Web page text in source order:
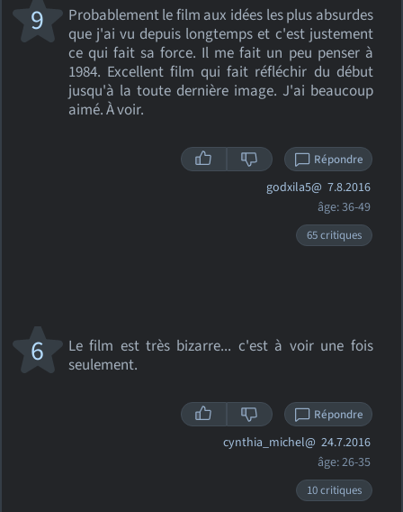
Probablement le film aux idées les plus absurdes
que j'ai vu depuis longtemps et c'est justement
ce qui fait sa force. Il me fait un peu penser à
1984. Excellent film qui fait réfléchir du début
jusqu'à la toute dernière image. J'ai beaucoup
aimé. À voir.
9
Répondre
godxila5@ 7.8.2016
âge: 36-49
65 critiques
Le film est très bizarre... c'est à voir une fois
seulement.
6
Répondre
cynthia_michel@ 24.7.2016
âge: 26-35
10 critiques